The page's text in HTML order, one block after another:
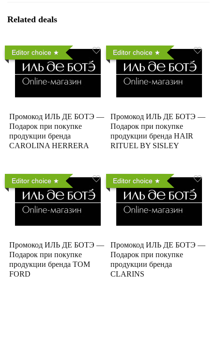
Related deals
Editor choice
Промокод ИЛЬ ДЕ БОТЭ —
Подарок при покупке
продукции бренда
CAROLINA HERRERA
Editor choice
Промокод ИЛЬ ДЕ БОТЭ —
Подарок при покупке
продукции бренда HAIR
RITUEL BY SISLEY
Editor choice
Промокод ИЛЬ ДЕ БОТЭ —
Подарок при покупке
продукции бренда TOM
FORD
Editor choice
Промокод ИЛЬ ДЕ БОТЭ —
Подарок при покупке
продукции бренда
CLARINS